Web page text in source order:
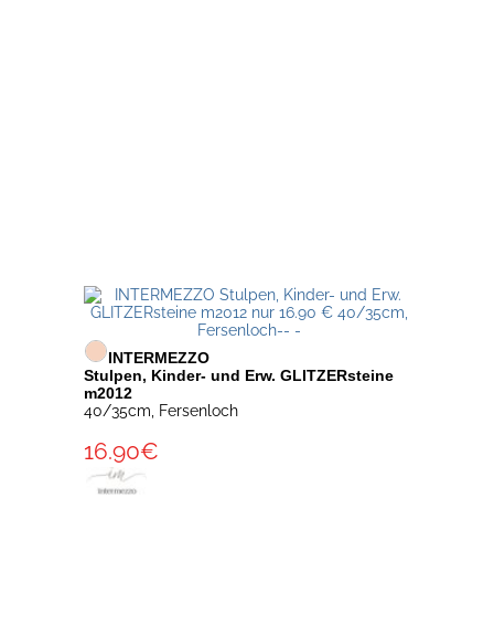
INTERMEZZO
Stulpen, Kinder- und Erw. GLITZERsteine
m2012
40/35cm, Fersenloch
16.90€